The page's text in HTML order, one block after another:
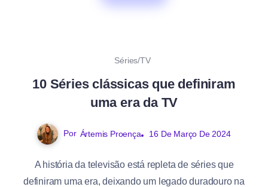
Séries/TV
10 Séries clássicas que definiram
uma era da TV
Por Ártemis Proença 16 De Março De 2024
A história da televisão está repleta de séries que
definiram uma era, deixando um legado duradouro na